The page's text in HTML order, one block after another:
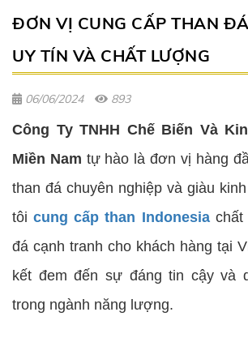
ĐƠN VỊ CUNG CẤP THAN
UY TÍN VÀ CHẤT LƯỢNG
06/06/2024 893
Công Ty TNHH Chế Biến Và
Miền Nam tự hào là đơn vị hàng
than đá chuyên nghiệp và giàu
tôicung cấp than Indonesiachất
đá cạnh tranh cho khách hàng tại
kết đem đến sự đáng tin cậy và
trong ngành năng lượng.